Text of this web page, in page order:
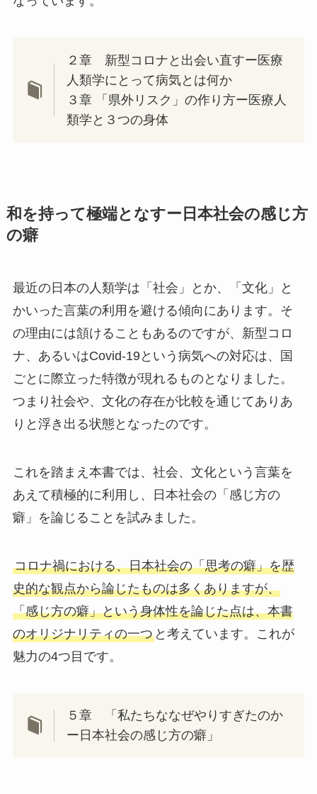
２章 新型コロナと出会い直すー医療
人類学にとって病気とは何か
３章 「県外リスク」の作り方ー医療人
類学と３つの身体
和を持って極端となすー日本社会の感じ方
の癖
最近の日本の人類学は「社会」とか、「文化」と
かいった言葉の利用を避ける傾向にあります。そ
の理由には頷けることもあるのですが、新型コロ
ナ、あるいはCovid-19という病気への対応は、国
ごとに際立った特徴が現れるものとなりました。
つまり社会や、文化の存在が比較を通じてありあ
りと浮き出る状態となったのです。
これを踏まえ本書では、社会、文化という言葉を
あえて積極的に利用し、日本社会の「感じ方の
癖」を論じることを試みました。
コロナ禍における、日本社会の「思考の癖」を歴
史的な観点から論じたものは多くありますが、
「感じ方の癖」という身体性を論じた点は、本書
のオリジナリティの一つと考えています。これが
魅力の4つ目です。
５章 「私たちななぜやりすぎたのか
ー日本社会の感じ方の癖」